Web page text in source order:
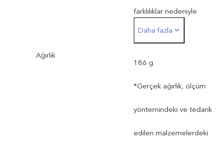
farklılıklar nedeniyle
değişiklik gösterebilir.
Daha fazla
Ağırlık
186 g
*Gerçek ağırlık, ölçüm
yöntemindeki ve tedarik
edilen malzemelerdeki